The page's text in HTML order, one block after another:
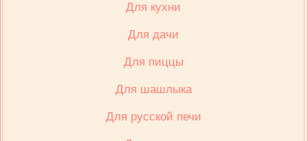
Для кухни
Для дачи
Для пиццы
Для шашлыка
Для русской печи